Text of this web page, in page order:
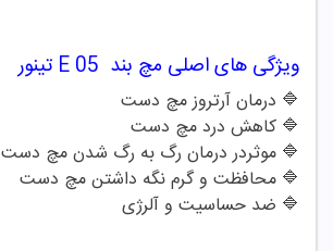
ویژگی های اصلی مچ بند E 05 تینور
🔷 درمان آرتروز مچ دست
🔷 کاهش درد مچ دست
🔷 موثردر درمان رگ به رگ شدن مچ دست
🔷 محافظت و گرم نگه داشتن مچ دست
🔷 ضد حساسیت و آلرژی